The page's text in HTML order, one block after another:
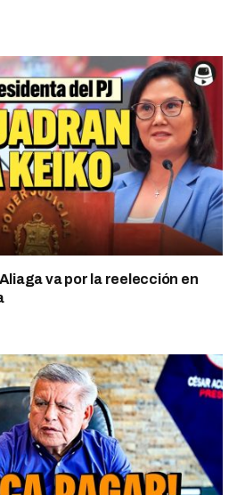
va por la reelección en